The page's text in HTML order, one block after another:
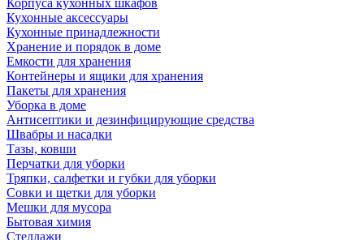
Корпуса кухонных шкафов
Кухонные аксессуары
Кухонные принадлежности
Хранение и порядок в доме
Емкости для хранения
Контейнеры и ящики для хранения
Пакеты для хранения
Уборка в доме
Антисептики и дезинфицирующие средства
Швабры и насадки
Тазы, ковши
Перчатки для уборки
Тряпки, салфетки и губки для уборки
Совки и щетки для уборки
Мешки для мусора
Бытовая химия
Стеллажи